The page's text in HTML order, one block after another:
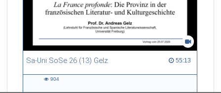
Sa-Uni SoSe 26 (13) Gelz 55:13
55:13 duration
904